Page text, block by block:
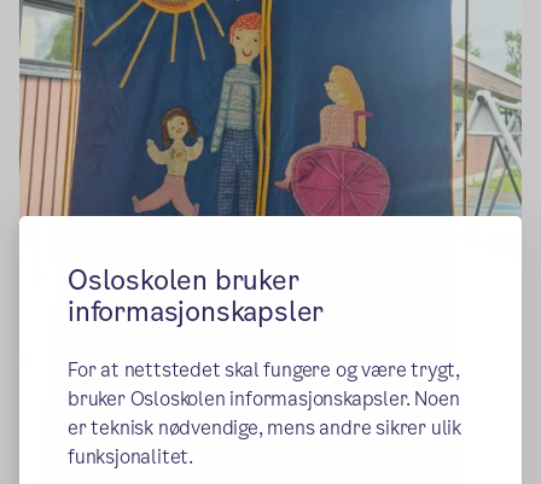
Osloskolen bruker
informasjonskapsler
For at nettstedet skal fungere og være trygt,
bruker Osloskolen informasjonskapsler. Noen
er teknisk nødvendige, mens andre sikrer ulik
funksjonalitet.